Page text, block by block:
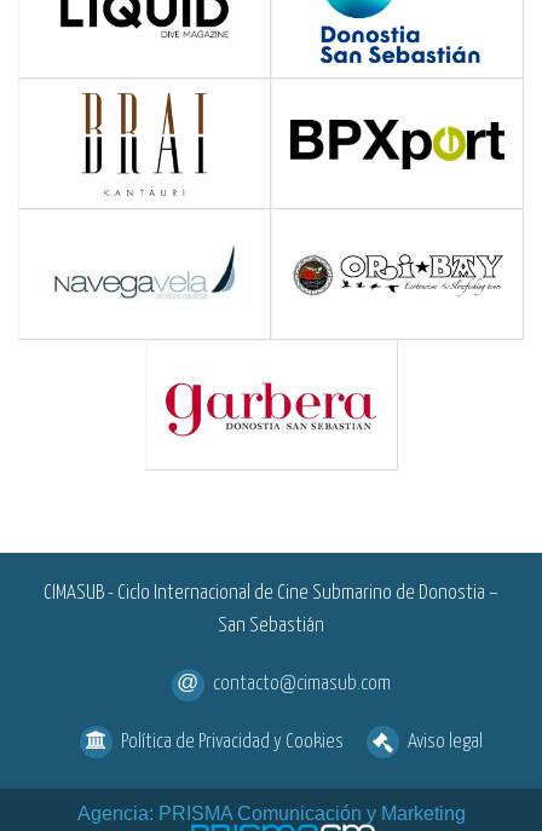
CIMASUB - Ciclo Internacional de Cine Submarino de Donostia –
San Sebastián
contacto@cimasub.com
Política de Privacidad y Cookies Aviso legal
Agencia: PRISMA Comunicación y Marketing